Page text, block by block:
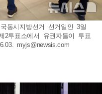
동시지방선거 선거일인 3일
2투표소에서 유권자들이 투표
myjs@newsis.com